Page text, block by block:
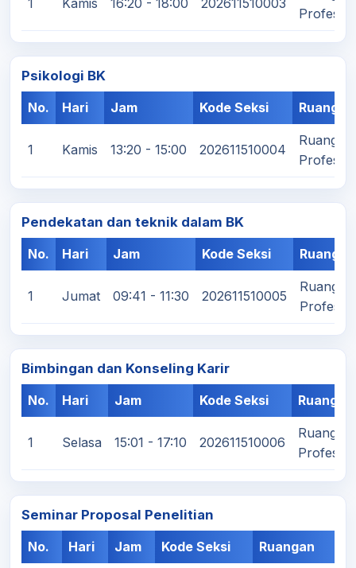
1 Kamis 16:20 - 18:00 202611510003
Profesi/
Psikologi BK
No.
Hari Jam Kode Seksi Ruangan
1 Kamis 13:20 - 15:00 202611510004
Ruang
Profesi/
Pendekatan dan teknik dalam BK
No.
Hari Jam Kode Seksi Ruangan
1 Jumat 09:41 - 11:30 202611510005
Ruang
Profesi/
Bimbingan dan Konseling Karir
No.
Hari Jam Kode Seksi Ruangan
1 Selasa 15:01 - 17:10 202611510006
Ruang
Profesi/
Seminar Proposal Penelitian
No.
Hari Jam Kode Seksi Ruangan